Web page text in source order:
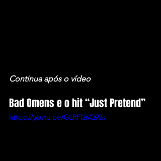
Continua após o vídeo
Bad Omens e o hit “Just Pretend”
https://youtu.be/GLRFl26Q92s